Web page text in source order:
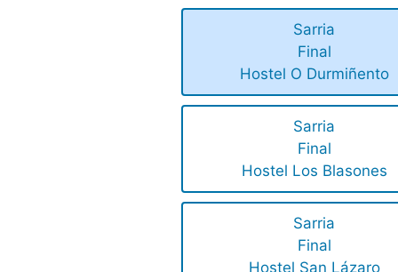
Sarria
Final
Hostel O Durmiñento
Sarria
Final
Hostel Los Blasones
Sarria
Final
Hostel San Lázaro